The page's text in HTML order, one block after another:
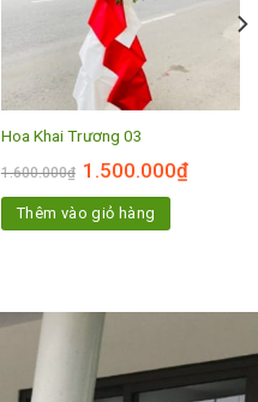
Hoa Khai Trương 03
1.600.000₫ 1.500.000₫
Thêm vào giỏ hàng